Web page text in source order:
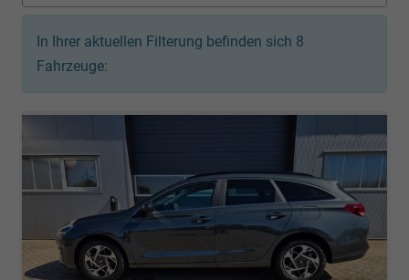
In Ihrer aktuellen Filterung befinden sich 8
Fahrzeuge: